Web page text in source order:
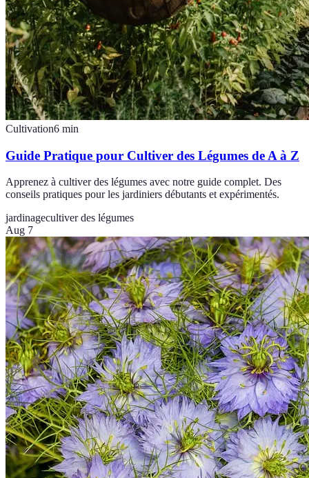
Cultivation6 min
Guide Pratique pour Cultiver des Légumes de A à Z
Apprenez à cultiver des légumes avec notre guide complet. Des
conseils pratiques pour les jardiniers débutants et expérimentés.
jardinagecultiver des légumes
Aug 7